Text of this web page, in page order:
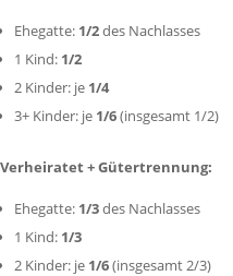
Ehegatte: 1/2des Nachlasses
1 Kind: 1/2
2 Kinder: je 1/4
3+ Kinder: je 1/6(insgesamt 1/2)
Verheiratet + Gütertrennung:
Ehegatte: 1/3des Nachlasses
1 Kind: 1/3
2 Kinder: je 1/6(insgesamt 2/3)